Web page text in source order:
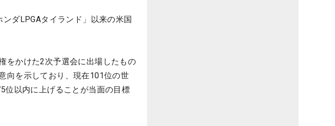
ダLPGAタイランド」以来の米国
をかけた2次予選会に出場したもの
向を示しており、現在101位の世
位以内に上げることが当面の目標